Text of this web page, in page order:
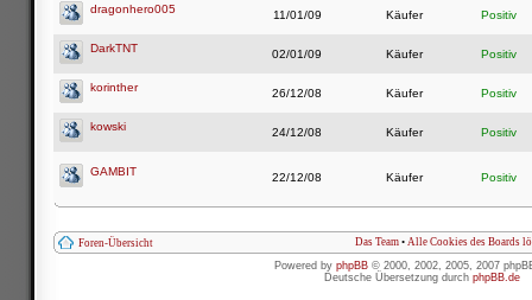
dragonhero005 11/01/09 Käufer Positiv
DarkTNT 02/01/09 Käufer Positiv
korinther 26/12/08 Käufer Positiv
kowski 24/12/08 Käufer Positiv
GAMBIT 22/12/08 Käufer Positiv
Foren-Übersicht Das Team • Alle Cookies des Boards
Powered by phpBB © 2000, 2002, 2005, 2007
Deutsche Übersetzung durch phpBB.de